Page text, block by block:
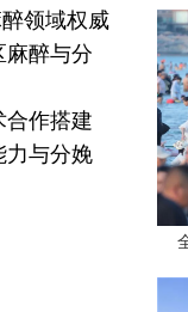
领域权威
麻醉与分
作搭建
力与分娩